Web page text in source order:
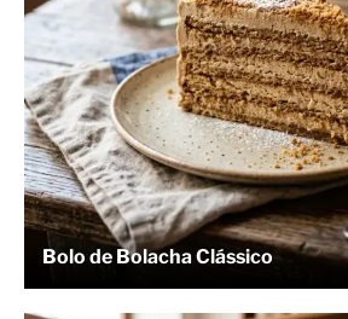
Bolo de Bolacha Clássico